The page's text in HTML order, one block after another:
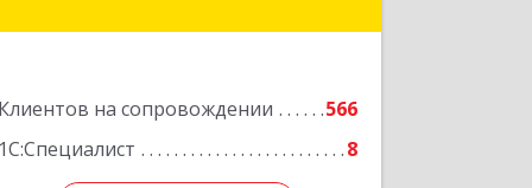
Клиентов на сопровождении
566
1С:Специалист
8
Подробнее